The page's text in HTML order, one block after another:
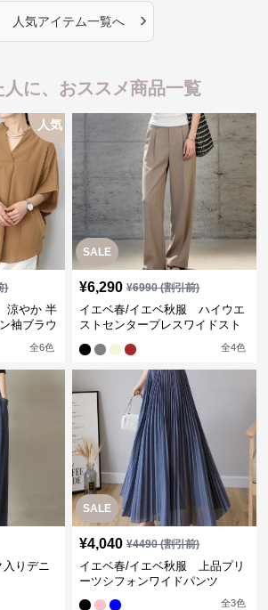
人気アイテム一覧へ ›
人に、おススメ商品一覧
人気
)
涼やか 半
袖ブラウ
全6色
SALE
¥6,290 ¥6990(割引前)
イエベ春/イエベ秋服 ハイウエ
ストセンタープレスワイドスト
全4色
りデニ
SALE
¥4,040 ¥4490(割引前)
イエベ春/イエベ秋服 上品プリ
ーツシフォンワイドパンツ
全3色